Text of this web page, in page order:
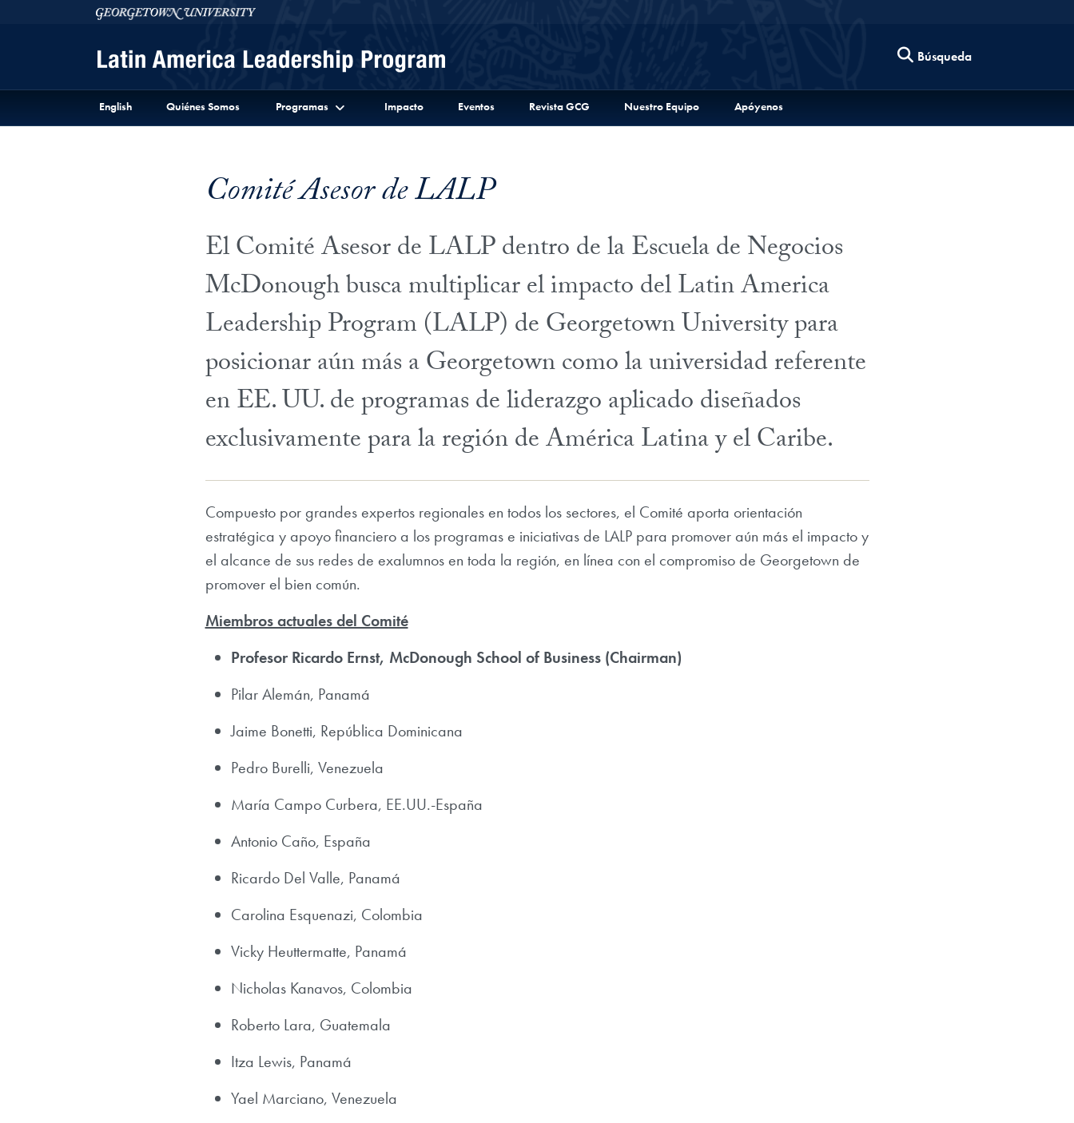
Skip to Latin America Leadership Program Full Site Menu
Skip to main contentGeorgetown University
Búsqueda
English Quiénes Somos Programas Impacto Eventos Revista GCG Nuestro Equipo Apóyenos
Comité Asesor de LALP
El Comité Asesor de LALP dentro de la Escuela de Negocios
McDonough busca multiplicar el impacto del Latin America
Leadership Program (LALP) de Georgetown University para
posicionar aún más a Georgetown como la universidad referente
en EE. UU. de programas de liderazgo aplicado diseñados
exclusivamente para la región de América Latina y el Caribe.
Compuesto por grandes expertos regionales en todos los sectores, el Comité aporta orientación
estratégica y apoyo financiero a los programas e iniciativas de LALP para promover aún más el impacto y
el alcance de sus redes de exalumnos en toda la región, en línea con el compromiso de Georgetown de
promover el bien común.
Miembros actuales del Comité
Profesor Ricardo Ernst, McDonough School of Business (Chairman)
Pilar Alemán, Panamá
Jaime Bonetti, República Dominicana
Pedro Burelli, Venezuela
María Campo Curbera, EE.UU.-España
Antonio Caño, España
Ricardo Del Valle, Panamá
Carolina Esquenazi, Colombia
Vicky Heuttermatte, Panamá
Nicholas Kanavos, Colombia
Roberto Lara, Guatemala
Itza Lewis, Panamá
Yael Marciano, Venezuela